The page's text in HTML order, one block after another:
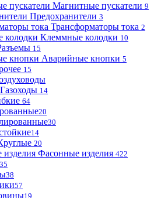
Магнитные пускатели 9
Предохранители 3
Трансформаторы тока 2
Клеммные колодки 10
15
Аварийные кнопки 5
15
Газоходы 14
64
20
30
14
20
Фасонные изделия 422
35
38
57
19